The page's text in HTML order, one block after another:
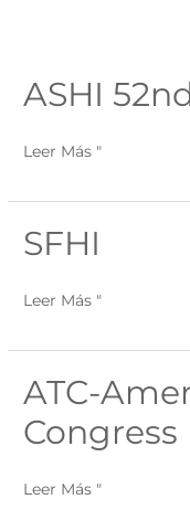
ASHI
ASHI
Annual
Leer Más "
SFHI
SFHI
Leer Más "
ATC-
Congress
ATC-
Transplant
Leer Más "